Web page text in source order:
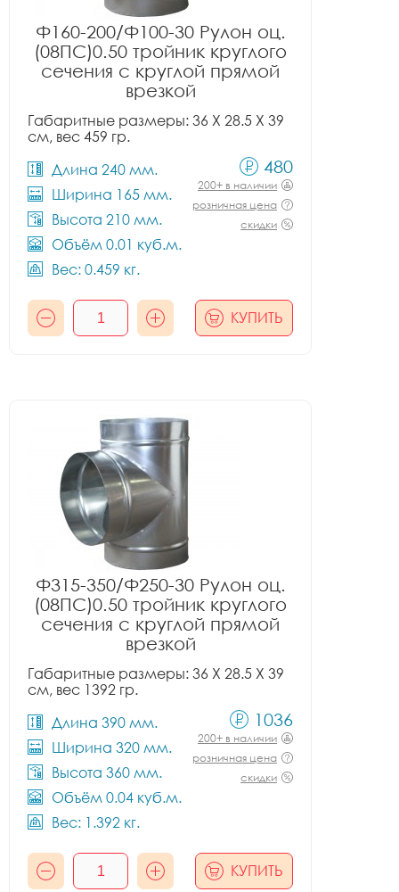
Ф160-200/Ф100-30 Рулон оц.
(08ПС)0.50 тройник круглого
сечения с круглой прямой
врезкой
Габаритные размеры: 36 X 28.5 X 39
см, вес 459 гр.
Длина 240 мм.
Ширина 165 мм.
Высота 210 мм.
Объём 0.01 куб.м.
Вес: 0.459 кг.
480
200+ в наличии
розничная цена
скидки
КУПИТЬ
Ф315-350/Ф250-30 Рулон оц.
(08ПС)0.50 тройник круглого
сечения с круглой прямой
врезкой
Габаритные размеры: 36 X 28.5 X 39
см, вес 1392 гр.
Длина 390 мм.
Ширина 320 мм.
Высота 360 мм.
Объём 0.04 куб.м.
Вес: 1.392 кг.
1036
200+ в наличии
розничная цена
скидки
КУПИТЬ